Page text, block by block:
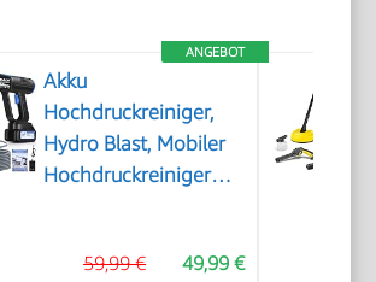
ANGEBOT
Akku
Hochdruckreiniger,
Hydro Blast, Mobiler
Hochdruckreiniger
Balkon- und
49,99 €
59,99 €